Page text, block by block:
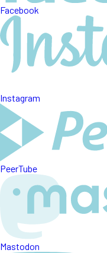
Facebook
Instagram
PeerTube
Mastodon